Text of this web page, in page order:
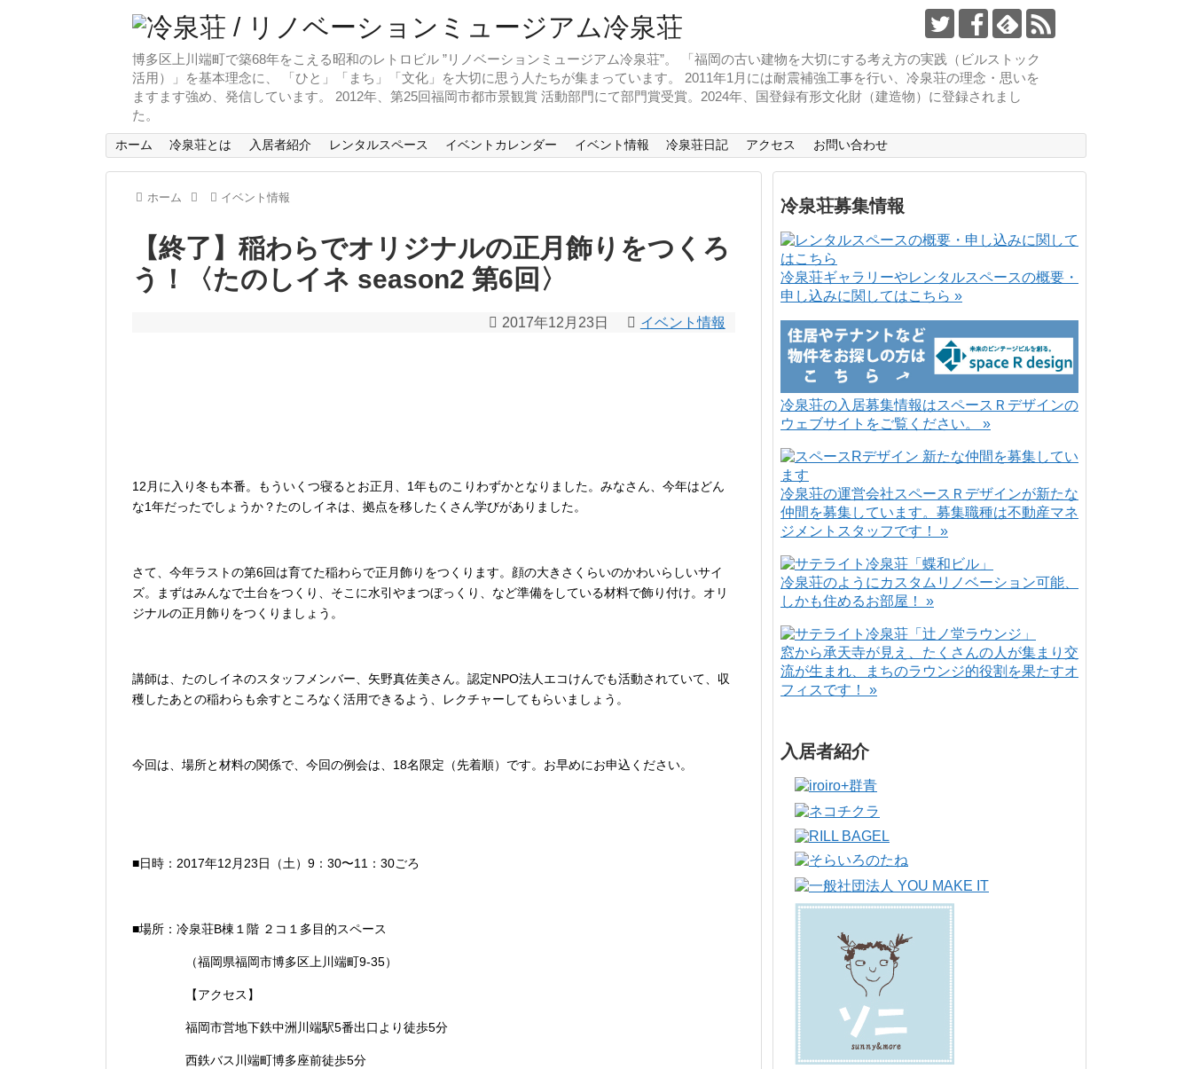
博多区上川端町で築68年をこえる昭和のレトロビル ”リノベーションミュージアム冷泉荘”。 「福岡の古い建物を大切にする考え方の実践（ビルストック
活用）」を基本理念に、 「ひと」「まち」「文化」を大切に思う人たちが集まっています。 2011年1月には耐震補強工事を行い、冷泉荘の理念・思いを
ますます強め、発信しています。 2012年、第25回福岡市都市景観賞 活動部門にて部門賞受賞。2024年、国登録有形文化財（建造物）に登録されまし
た。
ホーム 冷泉荘とは 入居者紹介 レンタルスペース イベントカレンダー イベント情報 冷泉荘日記 アクセス お問い合わせ
ホーム イベント情報
【終了】稲わらでオリジナルの正月飾りをつくろ
う！〈たのしイネ season2 第6回〉
2017年12月23日 イベント情報
12月に入り冬も本番。もういくつ寝るとお正月、1年ものこりわずかとなりました。みなさん、今年はどん
な1年だったでしょうか？たのしイネは、拠点を移したくさん学びがありました。
さて、今年ラストの第6回は育てた稲わらで正月飾りをつ くります。顔の大きさくらいのかわいらしいサイ
ズ。まずはみんなで土台をつくり、そこに水引やまつぼっくり、など準備をしている材料で飾り付け。オリ
ジナルの正月飾り をつくりましょう。
講師は、たのしイネのスタッフメンバー、矢野真佐美さん。認定NPO法人エコけんでも活動されていて、収
穫したあとの稲わらも余すところなく活用できるよう、レクチャーしてもらいましょう。
今回は、場所と材料の関係で、今回の例会は、18名限定 （先着順）です。お早めにお申込ください。
■日時：2017年12月23日（土）9：30〜11：30ごろ
■場所： 冷泉荘B棟１階 ２コ１多目的スペース
（福岡県福岡市博多区上川端町9-35）
【アクセス】
福岡市営地下鉄中洲川端駅5番出口より徒歩5分
西鉄バス川端町博多座前徒歩5分
冷泉荘募集情報
冷泉荘ギャラリーやレンタルスペースの概要・
申し込みに関してはこちら »
冷泉荘の入居募集情報はスペースＲデザインの
ウェブサイトをご覧ください。 »
冷泉荘の運営会社スペースＲデザインが新たな
仲間を募集しています。募集職種は不動産マネ
ジメントスタッフです！ »
冷泉荘のようにカスタムリノベーション可能、
しかも住めるお部屋！ »
窓から承天寺が見え、たくさんの人が集まり交
流が生まれ、まちのラウンジ的役割を果たすオ
フィスです！ »
入居者紹介